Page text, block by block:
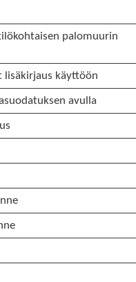
palomuurin
lisäkirjaus käyttöön
avulla